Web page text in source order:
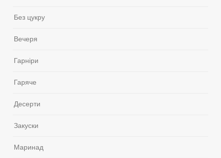
Без цукру
Вечеря
Гарніри
Гаряче
Десерти
Закуски
Маринад